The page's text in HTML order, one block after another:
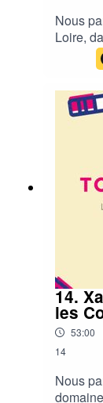
Nous
Loire,
chenin,
14.
les
53:00
14
Nous